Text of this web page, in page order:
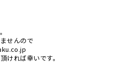
せんので
ければ幸いです。